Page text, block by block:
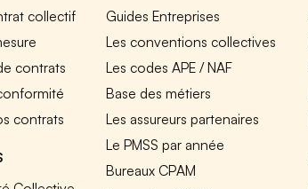
collectif
contrats
contrats
Guides Entreprises
Les conventions collectives
Les codes APE / NAF
Base des métiers
Les assureurs partenaires
Le PMSS par année
Bureaux CPAM